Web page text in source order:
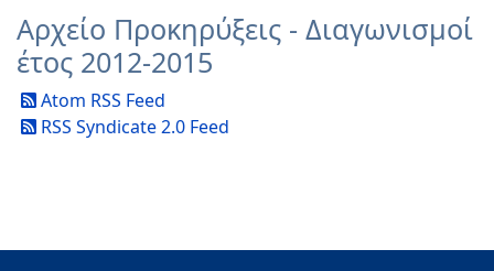
Αρχείο Προκηρύξεις - Διαγωνισμοί
έτος 2012-2015
Atom RSS Feed
RSS Syndicate 2.0 Feed